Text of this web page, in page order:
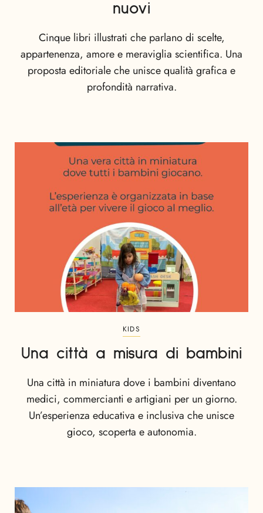
nuovi
Cinque libri illustrati che parlano di scelte,
appartenenza, amore e meraviglia scientifica. Una
proposta editoriale che unisce qualità grafica e
profondità narrativa.
KIDS
Una città a misura di bambini
Una città in miniatura dove i bambini diventano
medici, commercianti e artigiani per un giorno.
Un’esperienza educativa e inclusiva che unisce
gioco, scoperta e autonomia.